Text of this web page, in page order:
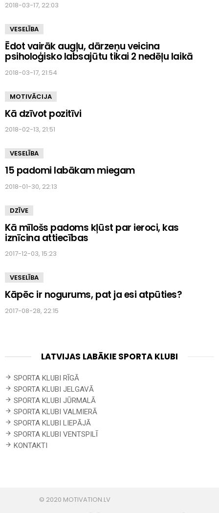
2018-03-17, 22:03
VESELĪBA
Ēdot vairāk augļu, dārzeņu veicina
psiholoģisko labsajūtu tikai 2 nedēļu laikā
2018-03-17, 21:54
MOTIVĀCIJA
Kā dzīvot pozitīvi
2018-02-13, 21:51
VESELĪBA
15 padomi labākam miegam
2018-01-30, 22:13
DZĪVE
Kā mīlošs padoms kļūst par ieroci, kas
iznīcina attiecības
2017-12-03, 15:23
VESELĪBA
Kāpēc ir nogurums, pat ja esi atpūties?
2017-08-28, 22:15
LATVIJAS LABĀKIE SPORTA KLUBI
SPORTA KLUBI RĪGĀ
SPORTA KLUBI JELGAVĀ
SPORTA KLUBI JŪRMALĀ
SPORTA KLUBI VALMIERĀ
SPORTA KLUBI LIEPĀJĀ
SPORTA KLUBI VENTSPILĪ
KONTAKTI